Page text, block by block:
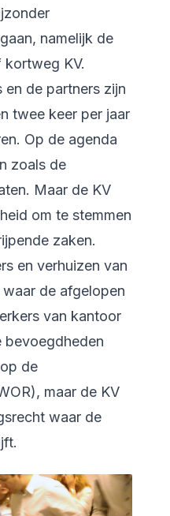
namelijk de
KV.
en de partners zijn
twee keer per jaar
Op de agenda
zoals de
Maar de KV
om te stemmen
zaken.
en verhuizen van
de afgelopen
van kantoor
bevoegdheden
de
maar de KV
waar de